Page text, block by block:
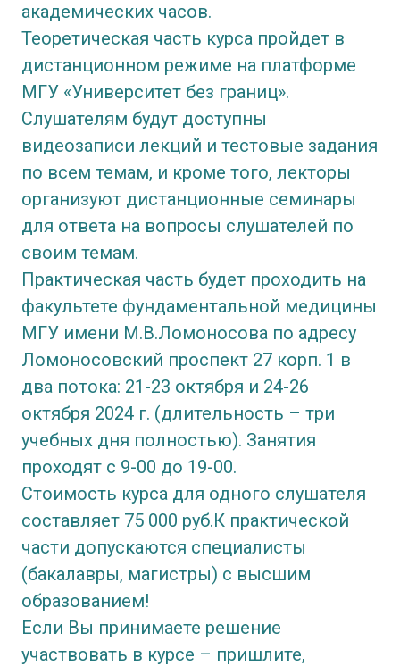
академических часов.
Теоретическая часть курса пройдет в
дистанционном режиме на платформе
МГУ «Университет без границ».
Слушателям будут доступны
видеозаписи лекций и тестовые задания
по всем темам, и кроме того, лекторы
организуют дистанционные семинары
для ответа на вопросы слушателей по
своим темам.
Практическая часть будет проходить на
факультете фундаментальной медицины
МГУ имени М.В.Ломоносова по адресу
Ломоносовский проспект 27 корп. 1 в
два потока: 21-23 октября и 24-26
октября 2024 г. (длительность – три
учебных дня полностью). Занятия
проходят с 9-00 до 19-00.
Стоимость курса для одного слушателя
составляет 75 000 руб.К практической
части допускаются специалисты
(бакалавры, магистры) с высшим
образованием!
Если Вы принимаете решение
участвовать в курсе – пришлите,